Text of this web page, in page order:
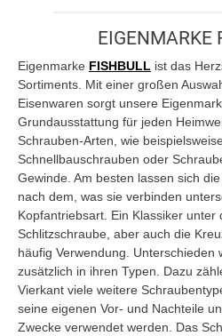
EIGENMARKE
Eigenmarke FISHBULL ist das
Sortiments. Mit einer großen
Eisenwaren sorgt unsere
Grundausstattung für jeden
Schrauben-Arten, wie
Schnellbauschrauben oder
Gewinde. Am besten lassen sich
nach dem, was sie verbinden
Kopfantriebsart. Ein Klassiker unter
Schlitzschraube, aber auch die
häufig Verwendung. Unterschieden
zusätzlich in ihren Typen. Dazu
Vierkant viele weitere
seine eigenen Vor- und Nachteile
Zwecke verwendet werden. Das